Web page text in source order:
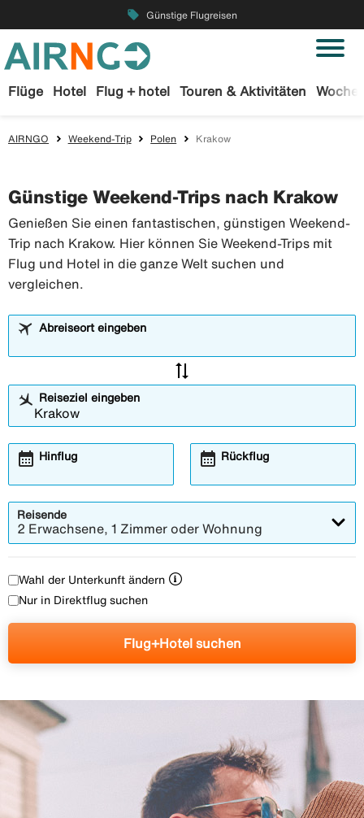
local_offer Günstige Flugreisen
Flüge Hotel Flug + hotel Touren & Aktivitäten
AIRNGO Weekend-Trip Polen Krakow
Günstige Weekend-Trips nach Krakow
Genießen Sie einen fantastischen, günstigen Weekend-
Trip nach Krakow. Hier können Sie Weekend-Trips mit
Flug und Hotel in die ganze Welt suchen und
vergleichen.
Abreiseort eingeben
sync_alt
Reiseziel eingeben
Hinflug
calendar_month Rückflug
calendar_month
Reisende
2 Erwachsene, 1 Zimmer oder Wohnung
Wahl der Unterkunft ändern
Nur in Direktflug suchen
Flug+Hotel suchen